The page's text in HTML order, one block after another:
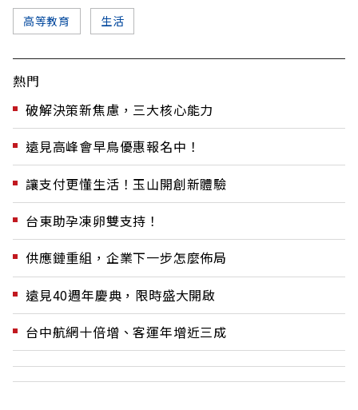
高等教育 生活
熱門
破解決策新焦慮，三大核心能力
遠見高峰會早鳥優惠報名中！
讓支付更懂生活！玉山開創新體驗
台東助孕凍卵雙支持！
供應鏈重組，企業下一步怎麼佈局
遠見40週年慶典，限時盛大開啟
台中航網十倍增、客運年增近三成